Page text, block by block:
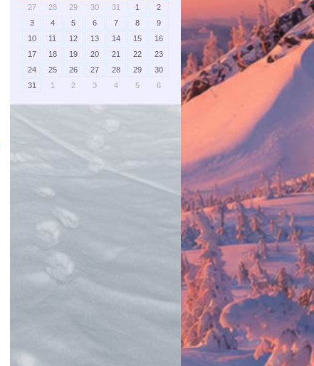
27 28 29 30 31 1
2
3
4 5 6 7 8
9
10
11 12 13 14 15
16
17
18 19 20 21 22
23
24
25 26 27 28 29
30
31
1 2 3 4 5 6